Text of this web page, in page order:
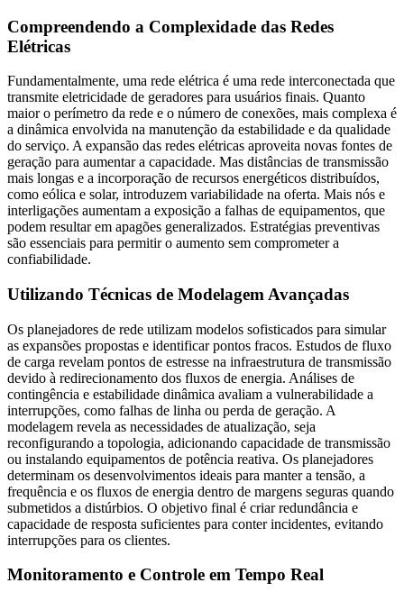
Compreendendo a Complexidade das Redes
Elétricas
Fundamentalmente, uma rede elétrica é uma rede interconectada que
transmite eletricidade de geradores para usuários finais. Quanto
maior o perímetro da rede e o número de conexões, mais complexa é
a dinâmica envolvida na manutenção da estabilidade e da qualidade
do serviço. A expansão das redes elétricas aproveita novas fontes de
geração para aumentar a capacidade. Mas distâncias de transmissão
mais longas e a incorporação de recursos energéticos distribuídos,
como eólica e solar, introduzem variabilidade na oferta. Mais nós e
interligações aumentam a exposição a falhas de equipamentos, que
podem resultar em apagões generalizados. Estratégias preventivas
são essenciais para permitir o aumento sem comprometer a
confiabilidade.
Utilizando Técnicas de Modelagem Avançadas
Os planejadores de rede utilizam modelos sofisticados para simular
as expansões propostas e identificar pontos fracos. Estudos de fluxo
de carga revelam pontos de estresse na infraestrutura de transmissão
devido à redirecionamento dos fluxos de energia. Análises de
contingência e estabilidade dinâmica avaliam a vulnerabilidade a
interrupções, como falhas de linha ou perda de geração. A
modelagem revela as necessidades de atualização, seja
reconfigurando a topologia, adicionando capacidade de transmissão
ou instalando equipamentos de potência reativa. Os planejadores
determinam os desenvolvimentos ideais para manter a tensão, a
frequência e os fluxos de energia dentro de margens seguras quando
submetidos a distúrbios. O objetivo final é criar redundância e
capacidade de resposta suficientes para conter incidentes, evitando
interrupções para os clientes.
Monitoramento e Controle em Tempo Real